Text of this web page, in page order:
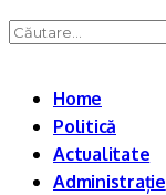
Caută
Home
Politică
Actualitate
Administrație